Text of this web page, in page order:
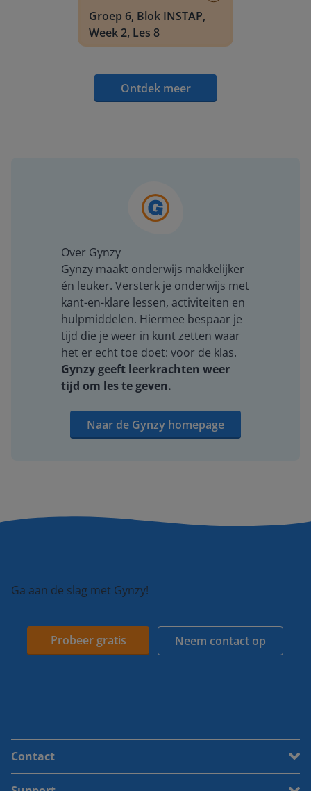
Groep 6, Blok INSTAP,
Week 2, Les 8
Ontdek meer
Over Gynzy
Gynzy maakt onderwijs makkelijker
én leuker. Versterk je onderwijs met
kant-en-klare lessen, activiteiten en
hulpmiddelen. Hiermee bespaar je
tijd die je weer in kunt zetten waar
het er echt toe doet: voor de klas.
Gynzy geeft leerkrachten weer
tijd om les te geven.
Naar de Gynzy homepage
Ga aan de slag met Gynzy!
Probeer gratis Neem contact op
Contact